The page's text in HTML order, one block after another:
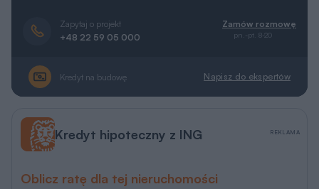
Zapytaj o projekt
+48 22 59 05 000
Zamów rozmowę
pn.-pt. 8-20
Kredyt na budowę Napisz do ekspertów
Kredyt hipoteczny z ING
Oblicz ratę dla tej nieruchomości
REKLAMA